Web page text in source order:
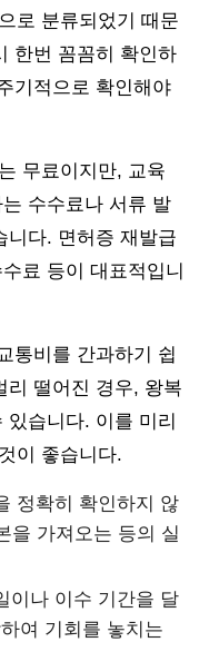
로 분류되었기 때문
한번 꼼꼼히 확인하
기적으로 확인해야
무료이지만, 교육
수수료나 서류 발
니다. 면허증 재발급
료 등이 대표적입니
통비를 간과하기 쉽
리 떨어진 경우, 왕복
습니다. 이를 미리
이 좋습니다.
정확히 확인하지 않
을 가져오는 등의 실
이나 이수 기간을 달
여 기회를 놓치는